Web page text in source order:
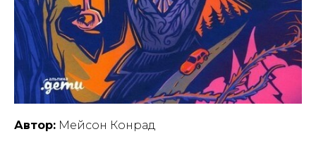
Автор: Мейсон Конрад